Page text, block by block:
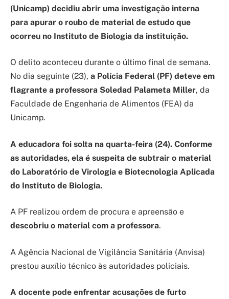
(Unicamp) decidiu abrir uma investigação interna
para apurar o roubo de material de estudo que
ocorreu no Instituto de Biologia da instituição.
O delito aconteceu durante o último final de semana.
No dia seguinte (23), a Polícia Federal (PF) deteve em
flagrante a professora Soledad Palameta Miller, da
Faculdade de Engenharia de Alimentos (FEA) da
Unicamp.
A educadora foi solta na quarta-feira (24). Conforme
as autoridades, ela é suspeita de subtrair o material
do Laboratório de Virologia e Biotecnologia Aplicada
do Instituto de Biologia.
A PF realizou ordem de procura e apreensão e
descobriu o material com a professora.
A Agência Nacional de Vigilância Sanitária (Anvisa)
prestou auxílio técnico às autoridades policiais.
A docente pode enfrentar acusações de furto